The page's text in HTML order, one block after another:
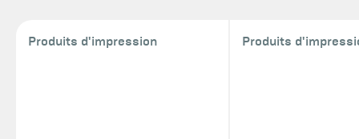
Produits d'impression Produits